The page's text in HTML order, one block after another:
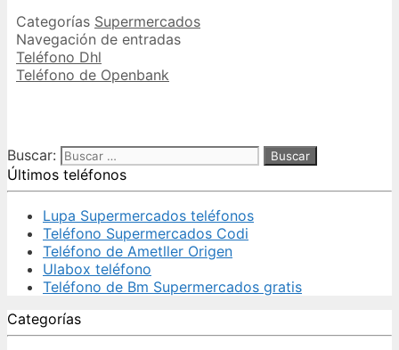
Categorías Supermercados
Navegación de entradas
Teléfono Dhl
Teléfono de Openbank
Buscar:
Últimos teléfonos
Lupa Supermercados teléfonos
Teléfono Supermercados Codi
Teléfono de Ametller Origen
Ulabox teléfono
Teléfono de Bm Supermercados gratis
Categorías